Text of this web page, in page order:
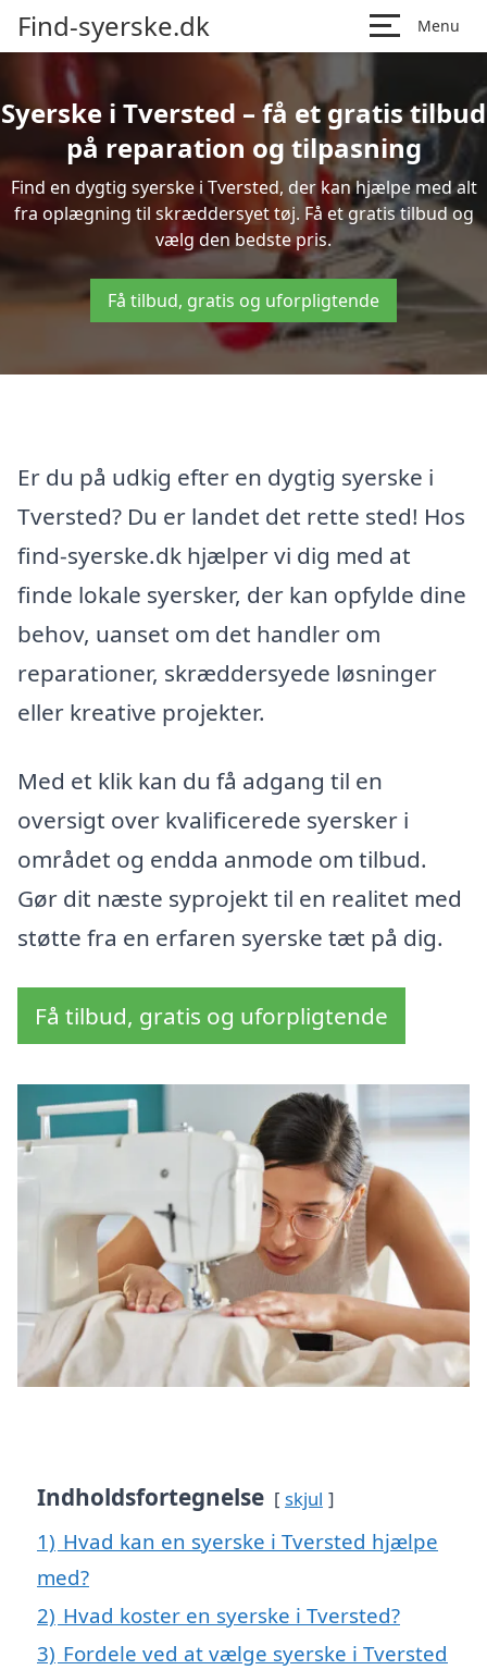
Find-syerske.dk Menu
Syerske i Tversted – få et gratis tilbud
på reparation og tilpasning
Find en dygtig syerske i Tversted, der kan hjælpe med alt
fra oplægning til skræddersyet tøj. Få et gratis tilbud og
vælg den bedste pris.
Få tilbud, gratis og uforpligtende
Er du på udkig efter en dygtig syerske i
Tversted? Du er landet det rette sted! Hos
find-syerske.dk hjælper vi dig med at
finde lokale syersker, der kan opfylde dine
behov, uanset om det handler om
reparationer, skræddersyede løsninger
eller kreative projekter.
Med et klik kan du få adgang til en
oversigt over kvalificerede syersker i
området og endda anmode om tilbud.
Gør dit næste syprojekt til en realitet med
støtte fra en erfaren syerske tæt på dig.
Få tilbud, gratis og uforpligtende
Indholdsfortegnelse skjul
1) Hvad kan en syerske i Tversted hjælpe
med?
2) Hvad koster en syerske i Tversted?
3) Fordele ved at vælge syerske i Tversted